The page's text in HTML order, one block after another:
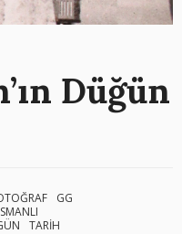
Düğün
GG
TARİH